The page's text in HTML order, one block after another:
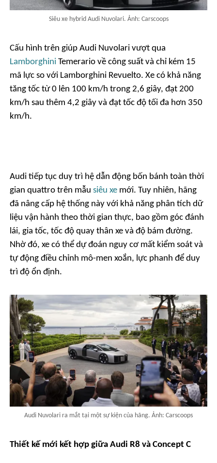
Siêu xe hybrid Audi Nuvolari. Ảnh: Carscoops
Cấu hình trên giúp Audi Nuvolari vượt qua
Lamborghini Temerario về công suất và chỉ kém 15
mã lực so với Lamborghini Revuelto. Xe có khả năng
tăng tốc từ 0 lên 100 km/h trong 2,6 giây, đạt 200
km/h sau thêm 4,2 giây và đạt tốc độ tối đa hơn 350
km/h.
Audi tiếp tục duy trì hệ dẫn động bốn bánh toàn thời
gian quattro trên mẫu siêu xe mới. Tuy nhiên, hãng
đã nâng cấp hệ thống này với khả năng phân tích dữ
liệu vận hành theo thời gian thực, bao gồm góc đánh
lái, gia tốc, tốc độ quay thân xe và độ bám đường.
Nhờ đó, xe có thể dự đoán nguy cơ mất kiểm soát và
tự động điều chỉnh mô-men xoắn, lực phanh để duy
trì độ ổn định.
Audi Nuvolari ra mắt tại một sự kiện của hãng. Ảnh: Carscoops
Thiết kế mới kết hợp giữa Audi R8 và Concept C